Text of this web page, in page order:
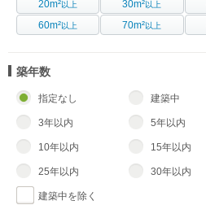
20m²以上 30m²以上
60m²以上 70m²以上
築年数
指定なし 建築中
3年以内 5年以内
10年以内 15年以内
25年以内 30年以内
建築中を除く